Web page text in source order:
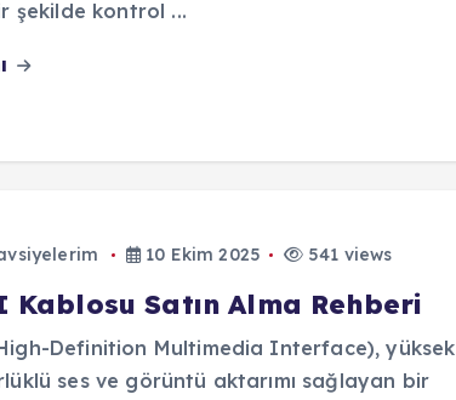
şekilde kontrol ...
10 Ekim 2025 541 views
Kablosu Satın Alma Rehberi
Definition Multimedia Interface), yüksek
ses ve görüntü aktarımı sağlayan bir